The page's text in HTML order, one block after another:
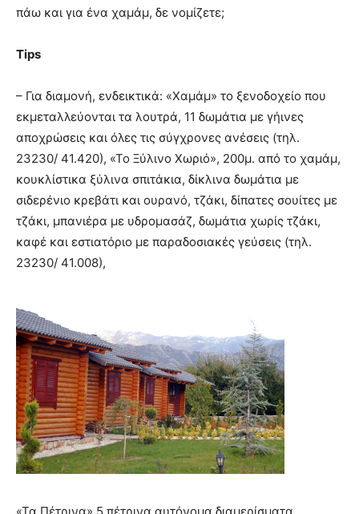
πάω και για ένα χαμάμ, δε νομίζετε;
Tips
– Για διαμονή, ενδεικτικά: «Χαμάμ» το ξενοδοχείο που
εκμεταλλεύονται τα λουτρά, 11 δωμάτια με γήινες
αποχρώσεις και όλες τις σύγχρονες ανέσεις (τηλ.
23230/ 41.420), «Το Ξύλινο Χωριό», 200μ. από το χαμάμ,
κουκλίστικα ξύλινα σπιτάκια, δίκλινα δωμάτια με
σιδερένιο κρεβάτι και ουρανό, τζάκι, δίπατες σουίτες με
τζάκι, μπανιέρα με υδρομασάζ, δωμάτια χωρίς τζάκι,
καφέ και εστιατόριο με παραδοσιακές γεύσεις (τηλ.
23230/ 41.008),